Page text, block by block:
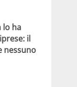
lo ha
il
nessuno